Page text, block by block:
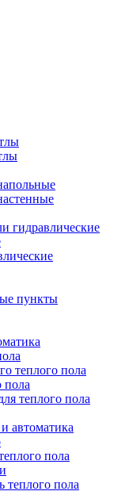
гидравлические
пункты
теплого пола
пола
теплого пола
автоматика
пола
теплого пола